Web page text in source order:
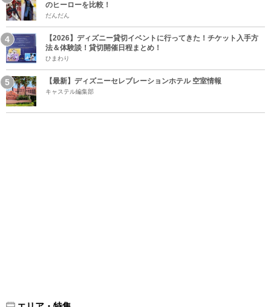
のヒーローを比較！
だんだん
【2026】ディズニー貸切イベントに行ってきた！チケット入手方
法＆体験談！貸切開催日程まとめ！
ひまわり
【最新】ディズニーセレブレーションホテル 空室情報
キャステル編集部